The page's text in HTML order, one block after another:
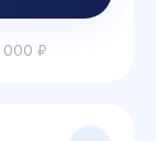
000 ₽